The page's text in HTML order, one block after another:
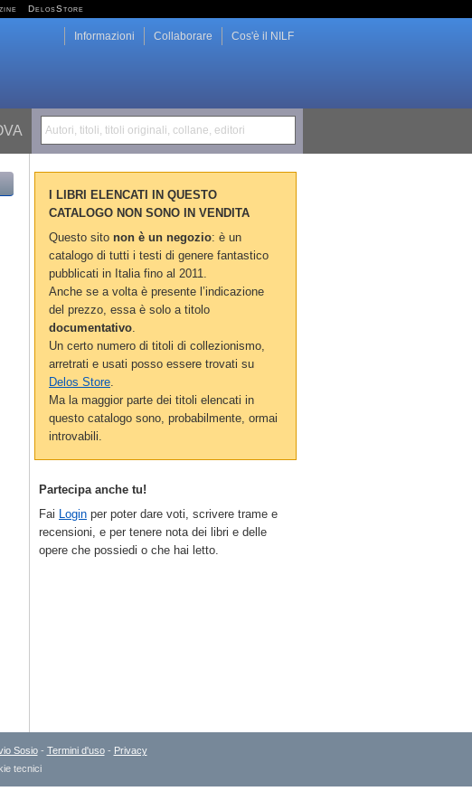
DelosStore
Autori, titoli, titoli originali, collane, editori
Cos'è il NILF
Collaborare
Informazioni
I LIBRI ELENCATI IN QUESTO
CATALOGO NON SONO IN VENDITA
Questo sito non è un negozio: è un
catalogo di tutti i testi di genere fantastico
pubblicati in Italia fino al 2011.
Anche se a volta è presente l’indicazione
del prezzo, essa è solo a titolo
documentativo
Un certo numero di titoli di collezionismo,
arretrati e usati posso essere trovati su
Delos Store
Ma la maggior parte dei titoli elencati in
questo catalogo sono, probabilmente, ormai
introvabili.
Partecipa anche tu!
Fai Login per poter dare voti, scrivere trame e
recensioni, e per tenere nota dei libri e delle
opere che possiedi o che hai letto.
Sosio- Termini d'uso- Privacy
tecnici